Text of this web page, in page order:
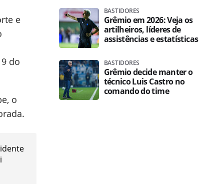
e
do
o
BASTIDORES
Grêmio em 2026: Veja os
artilheiros, líderes de
assistências e estatísticas
BASTIDORES
Grêmio decide manter o
técnico Luis Castro no
comando do time